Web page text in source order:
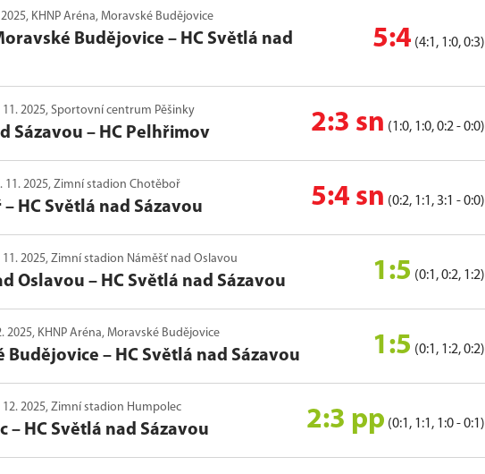
KHNP Aréna, Moravské Budějovice
Budějovice – HC Světlá nad
5:4 (4:1, 1:0, 0:3)
2025, Sportovní centrum Pěšinky
Sázavou – HC Pelhřimov 2:3 sn (1:0, 1:0, 0:2 - 0:0)
11. 2025, Zimní stadion Chotěboř
– HC Světlá nad Sázavou 5:4 sn (0:2, 1:1, 3:1 - 0:0)
2025, Zimní stadion Náměšť nad Oslavou
Oslavou – HC Světlá nad Sázavou 1:5 (0:1, 0:2, 1:2)
2025, KHNP Aréna, Moravské Budějovice
Budějovice – HC Světlá nad Sázavou 1:5 (0:1, 1:2, 0:2)
2025, Zimní stadion Humpolec
– HC Světlá nad Sázavou 2:3 pp (0:1, 1:1, 1:0 - 0:1)